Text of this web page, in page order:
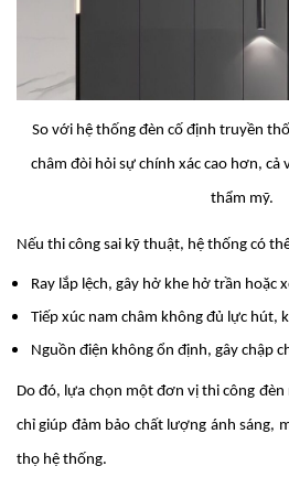
So với hệ thống đèn cố định truyền
châm đòi hỏi sự chính xác cao hơn, cả
thẩm mỹ.
Nếu thi công sai kỹ thuật, hệ thống có
Ray lắp lệch, gây hở khe hở trần hoặc
Tiếp xúc nam châm không đủ lực hút,
Nguồn điện không ổn định, gây chập
Do đó, lựa chọn một đơn vị thi công
chỉ giúp đảm bảo chất lượng ánh sáng,
thọ hệ thống.